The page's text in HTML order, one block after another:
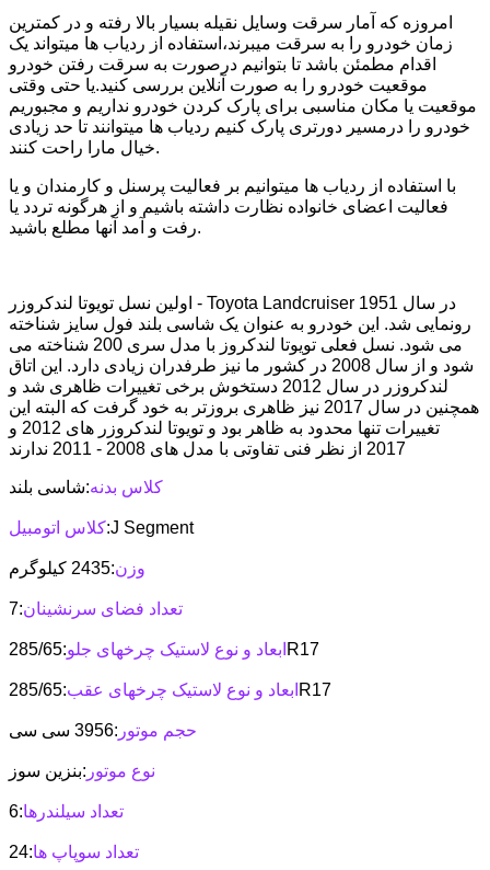
امروزه که آمار سرقت وسایل نقیله بسیار بالا رفته و در کمترین
زمان خودرو را به سرقت میبرند،استفاده از ردیاب ها میتواند یک
اقدام مطمئن باشد تا بتوانیم درصورت به سرقت رفتن خودرو
موقعیت خودرو را به صورت آنلاین بررسی کنید.یا حتی وقتی
موقعیت یا مکان مناسبی برای پارک کردن خودرو نداریم و مجبوریم
خودرو را درمسیر دورتری پارک کنیم ردیاب ها میتوانند تا حد زیادی
خیال مارا راحت کنند.
با استفاده از ردیاب ها میتوانیم بر فعالیت پرسنل و کارمندان و یا
فعالیت اعضای خانواده نظارت داشته باشیم و از هرگونه تردد یا
رفت و آمد آنها مطلع باشید.
اولین نسل تویوتا لندکروزر - Toyota Landcruiser در سال 1951
رونمایی شد. این خودرو به عنوان یک شاسی بلند فول سایز شناخته
می شود. نسل فعلی تویوتا لندکروز با مدل سری 200 شناخته می
شود و از سال 2008 در کشور ما نیز طرفدران زیادی دارد. این اتاق
لندکروزر در سال 2012 دستخوش برخی تغییرات ظاهری شد و
همچنین در سال 2017 نیز ظاهری بروزتر به خود گرفت که البته این
تغییرات تنها محدود به ظاهر بود و تویوتا لندکروزر های 2012 و
کلاس بدنه:شاسی بلند
کلاس اتومبیل:J Segment
وزن:2435 کیلوگرم
تعداد فضای سرنشینان:7
ابعاد و نوع لاستیک چرخهای جلو :285/65R17
ابعاد و نوع لاستیک چرخهای عقب :285/65R17
حجم موتور :3956 سی سی
نوع موتور :بنزین سوز
تعداد سیلندرها:6
تعداد سوپاپ ها:24